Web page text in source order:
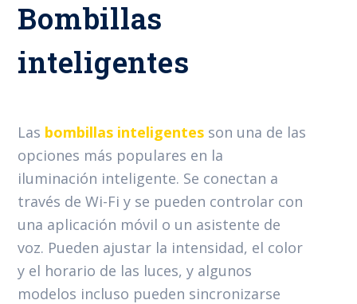
Bombillas
inteligentes
Las bombillas inteligentes son una de las
opciones más populares en la
iluminación inteligente. Se conectan a
través de Wi-Fi y se pueden controlar con
una aplicación móvil o un asistente de
voz. Pueden ajustar la intensidad, el color
y el horario de las luces, y algunos
modelos incluso pueden sincronizarse